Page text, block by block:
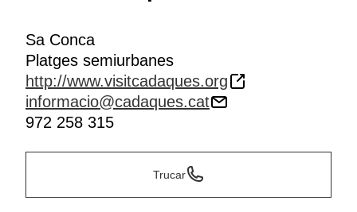
Sa Conca
Platges semiurbanes
http://www.visitcadaques.org
informacio@cadaques.cat
972 258 315
Trucar